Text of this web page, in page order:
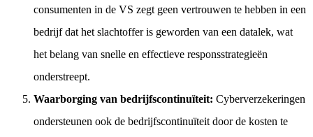
consumenten in de VS zegt geen vertrouwen te hebben in een
bedrijf dat het slachtoffer is geworden van een datalek, wat
het belang van snelle en effectieve responsstrategieën
onderstreept.
Waarborging van bedrijfscontinuïteit: Cyberverzekeringen
ondersteunen ook de bedrijfscontinuïteit door de kosten te